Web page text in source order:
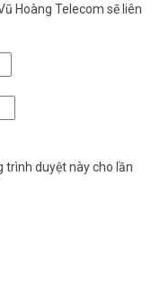
Hoàng Telecom sẽ liên
trình duyệt này cho lần